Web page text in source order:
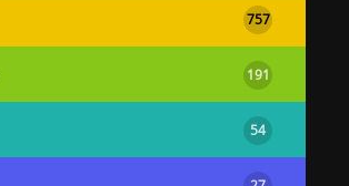
757
191
54